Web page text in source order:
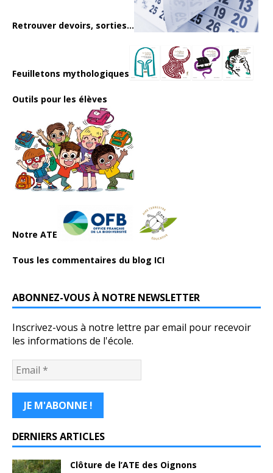
Retrouver devoirs, sorties...
Feuilletons mythologiques
Outils pour les élèves
Notre ATE
Tous les commentaires du blog ICI
ABONNEZ-VOUS À NOTRE NEWSLETTER
Inscrivez-vous à notre lettre par email pour recevoir
les informations de l'école.
DERNIERS ARTICLES
Clôture de l’ATE des Oignons